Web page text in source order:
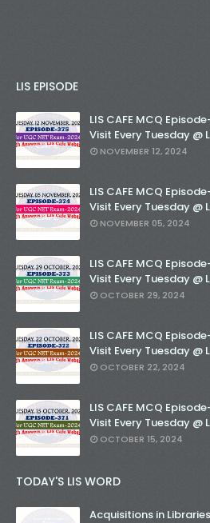
LIS EPISODE
LIS CAFE MCQ
Visit Every Tuesday @
NOVEMBER 12, 2024
LIS CAFE MCQ
Visit Every Tuesday @
NOVEMBER 05, 2024
LIS CAFE MCQ
Visit Every Tuesday @
OCTOBER 29, 2024
LIS CAFE MCQ
Visit Every Tuesday @
OCTOBER 22, 2024
LIS CAFE MCQ
Visit Every Tuesday @
OCTOBER 15, 2024
TODAY'S LIS WORD
Acquisitions in Libraries